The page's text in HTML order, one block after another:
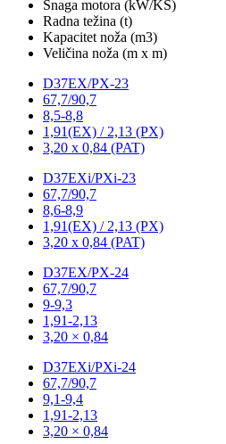
Snaga motora (kW/KS)
Radna težina (t)
Kapacitet noža (m3)
Veličina noža (m x m)
D37EX/PX-23
67,7/90,7
8,5-8,8
1,91(EX) / 2,13 (PX)
3,20 x 0,84 (PAT)
D37EXi/PXi-23
67,7/90,7
8,6-8,9
1,91(EX) / 2,13 (PX)
3,20 x 0,84 (PAT)
D37EX/PX-24
67,7/90,7
9-9,3
1,91-2,13
3,20 × 0,84
D37EXi/PXi-24
67,7/90,7
9,1-9,4
1,91-2,13
3,20 × 0,84